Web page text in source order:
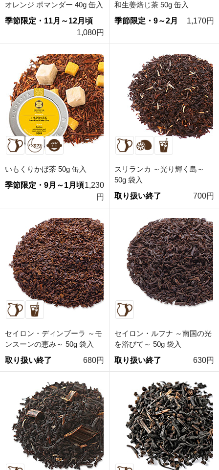
オレンジ ポマンダー 40g 缶入
季節限定・11月～12月頃
1,080円
和生姜焙じ茶 50g 缶入
季節限定・9～2月
1,170円
いもくりかぼ茶 50g 缶入
季節限定・9月～1月頃1,230
円
スリランカ ～光り輝く島～
50g 袋入
取り扱い終了
700円
セイロン・ディンブーラ ～モ
ンスーンの恵み～ 50g 袋入
取り扱い終了
680円
セイロン・ルフナ ～南国の光
を浴びて～ 50g 袋入
取り扱い終了
630円